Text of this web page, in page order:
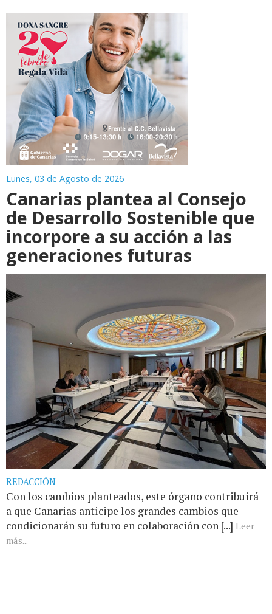
Lunes, 03 de Agosto de 2026
Canarias plantea al Consejo
de Desarrollo Sostenible que
incorpore a su acción a las
generaciones futuras
REDACCIÓN
Con los cambios planteados, este órgano contribuirá
a que Canarias anticipe los grandes cambios que
condicionarán su futuro en colaboración con [...] Leer
más...